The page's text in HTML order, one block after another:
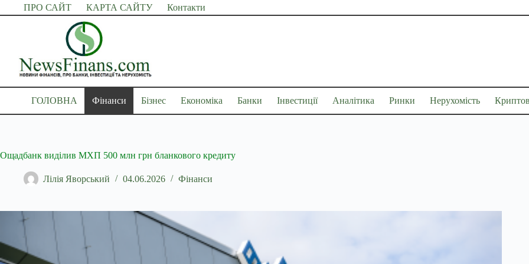
Перейти
до
ПРО САЙТ КАРТА САЙТУ Контакти
ГОЛОВНА Фінанси Бізнес Економіка Банки Інвестиції Аналітика Ринки Нерухомість
Ощадбанк виділив МХП 500 млн грн бланкового кредиту
Лілія Яворський 04.06.2026 Фінанси